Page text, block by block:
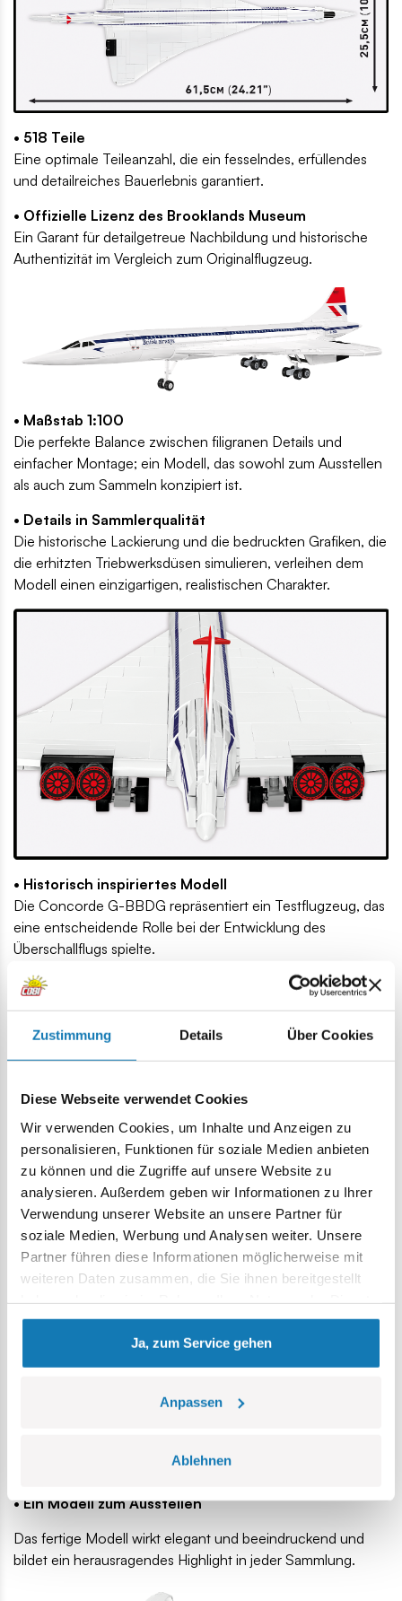
Zustimmung Details Über Cookies
Diese Webseite verwendet Cookies
Wir verwenden Cookies, um Inhalte und Anzeigen zu
personalisieren, Funktionen für soziale Medien anbieten
zu können und die Zugriffe auf unsere Website zu
analysieren. Außerdem geben wir Informationen zu Ihrer
Verwendung unserer Website an unsere Partner für
soziale Medien, Werbung und Analysen weiter. Unsere
Partner führen diese Informationen möglicherweise mit
weiteren Daten zusammen, die Sie ihnen bereitgestellt
gesammelt haben.
Ja, zum Service gehen
Anpassen
Ablehnen
• 518 Teile
Eine optimale Teileanzahl, die ein fesselndes, erfüllendes
und detailreiches Bauerlebnis garantiert.
• Offizielle Lizenz des Brooklands Museum
Ein Garant für detailgetreue Nachbildung und historische
Authentizität im Vergleich zum Originalflugzeug.
• Maßstab 1:100
Die perfekte Balance zwischen filigranen Details und
einfacher Montage; ein Modell, das sowohl zum Ausstellen
als auch zum Sammeln konzipiert ist.
• Details in Sammlerqualität
Die historische Lackierung und die bedruckten Grafiken, die
die erhitzten Triebwerksdüsen simulieren, verleihen dem
Modell einen einzigartigen, realistischen Charakter.
• Historisch inspiriertes Modell
Die Concorde G-BBDG repräsentiert ein Testflugzeug, das
eine entscheidende Rolle bei der Entwicklung des
Überschallflugs spielte.
• Funktionale Elemente
seinen Realismus und seinen Spielwert erhöht.
• Hochwertige Verarbeitung
Passgenaue Bausteine, langlebige Drucke und eine stabile
Konstruktion gewährleisten die Langlebigkeit des Modells.
• Ein Modell zum Ausstellen
Das fertige Modell wirkt elegant und beeindruckend und
bildet ein herausragendes Highlight in jeder Sammlung.